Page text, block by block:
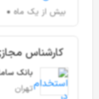
بیش از یک ماه
کارشناس
بانک
تهران